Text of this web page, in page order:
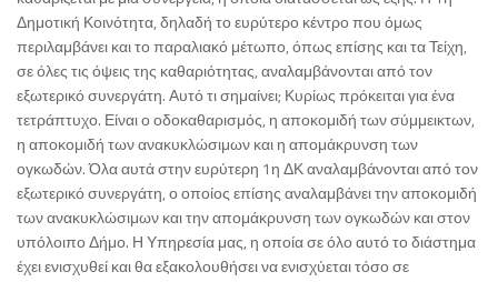
Δημοτική Κοινότητα, δηλαδή το ευρύτερο κέντρο που όμως
περιλαμβάνει και το παραλιακό μέτωπο, όπως επίσης και τα Τείχη,
σε όλες τις όψεις της καθαριότητας, αναλαμβάνονται από τον
εξωτερικό συνεργάτη. Αυτό τι σημαίνει; Κυρίως πρόκειται για ένα
τετράπτυχο. Είναι ο οδοκαθαρισμός, η αποκομιδή των σύμμεικτων,
η αποκομιδή των ανακυκλώσιμων και η απομάκρυνση των
ογκωδών. Όλα αυτά στην ευρύτερη 1η ΔΚ αναλαμβάνονται από τον
εξωτερικό συνεργάτη, ο οποίος επίσης αναλαμβάνει την αποκομιδή
των ανακυκλώσιμων και την απομάκρυνση των ογκωδών και στον
υπόλοιπο Δήμο. Η Υπηρεσία μας, η οποία σε όλο αυτό το διάστημα
έχει ενισχυθεί και θα εξακολουθήσει να ενισχύεται τόσο σε